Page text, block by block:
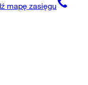
mapę zasięgu